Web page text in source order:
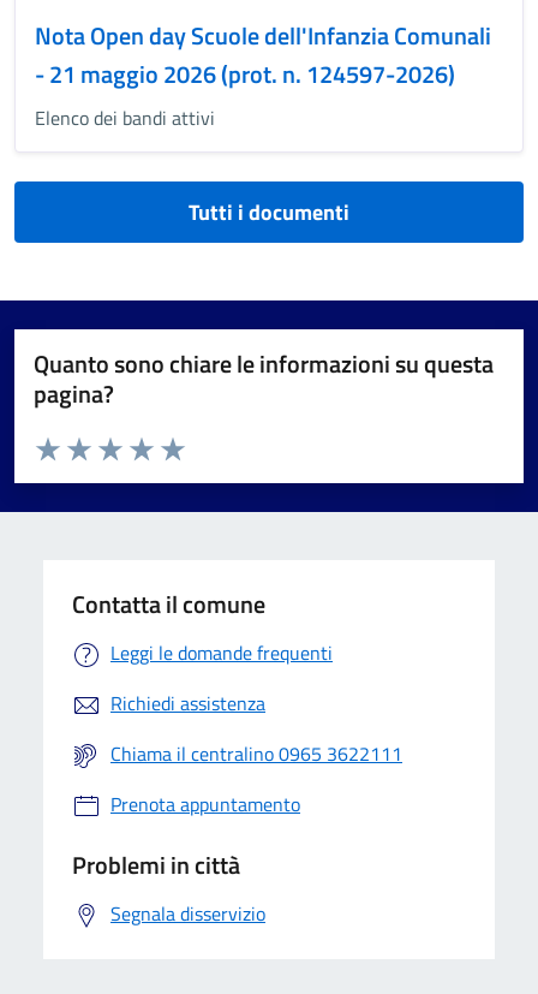
Nota Open day Scuole dell'Infanzia Comunali
- 21 maggio 2026 (prot. n. 124597-2026)
Elenco dei bandi attivi
Tutti i documenti
Quanto sono chiare le informazioni su questa
pagina?
Valuta da 1 a 5 stelle la pagina
Valuta 5 stelle su 5
Valuta 4 stelle su 5
Valuta 3 stelle su 5
Valuta 2 stelle su 5
Valuta 1 stelle su 5
Contatta il comune
Leggi le domande frequenti
Richiedi assistenza
Chiama il centralino 0965 3622111
Prenota appuntamento
Problemi in città
Segnala disservizio